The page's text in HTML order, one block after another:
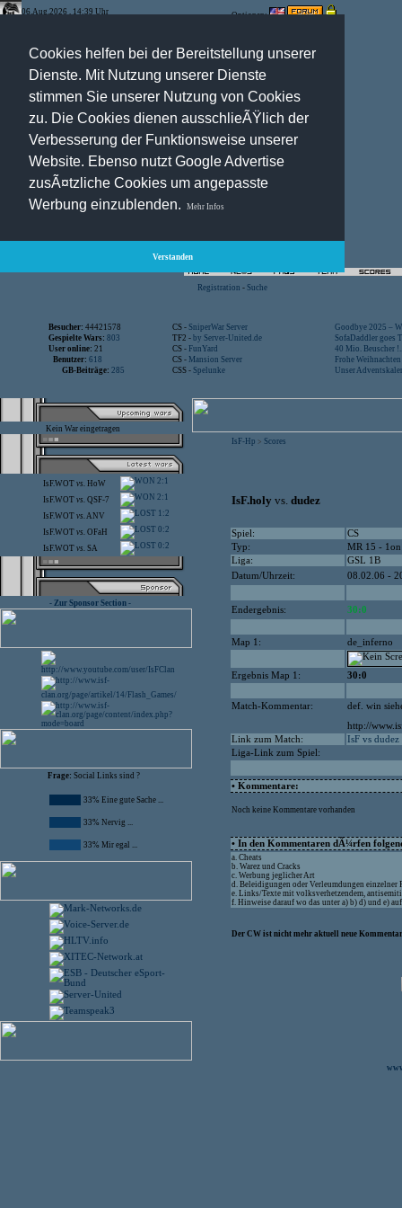
Cookies helfen bei der Bereitstellung unserer
Dienste. Mit Nutzung unserer Dienste
stimmen Sie unserer Nutzung von Cookies
zu. Die Cookies dienen ausschlieÃŸlich der
Verbesserung der Funktionsweise unserer
Website. Ebenso nutzt Google Advertise
zusÃ¤tzliche Cookies um angepasste
Werbung einzublenden.
Mehr Infos
Verstanden
06.Aug.2026 , 14:39 Uhr Optionen:
Registration - Suche
Besucher: 44421578 CS - SniperWar Server
Goodbye 2025 –
Gespielte Wars: 803 TF2 - by Server-United.de
SofaDaddler goes
User online: 21 CS - FunYard
40 Mio. Beuscher
Benutzer: 618 CS - Mansion Server
Frohe
GB-Beiträge: 285 CSS - Spelunke Unser
Kein War eingetragen
IsF.WOT vs. HoW 2:1
IsF.WOT vs. QSF-7 2:1
IsF.WOT vs.ANV 1:2
IsF.WOT vs. OFaH 0:2
IsF.WOT vs. SA 0:2
- Zur Sponsor Section -
Frage: Social Links sind ?
33% Eine gute Sache ...
33% Nervig ...
33% Mir egal ...
IsF-Hp > Scores
IsF.holy vs. dudez
Spiel:
CS
Typ:
MR 15 -
Liga:
GSL 1B
Datum/Uhrzeit:
08.02.06 -
Endergebnis: 30:0
Map 1: de_inferno
Ergebnis Map 1: 30:0
Match-Kommentar:
def. win
http://
Link zum Match:
IsF vs dudez
Liga-Link zum Spiel:
• Kommentare:
Noch keine Kommentare vorhanden
• In den Kommentaren dÃ¼rfen
a. Cheats
b. Warez und Cracks
c. Werbung jeglicher Art
d. Beleidigungen oder Verleumdungen einzelner
e. Links/Texte mit volksverhetzendem,
f. Hinweise darauf wo das unter a) b) d) und e)
Der CW ist nicht mehr aktuell neue